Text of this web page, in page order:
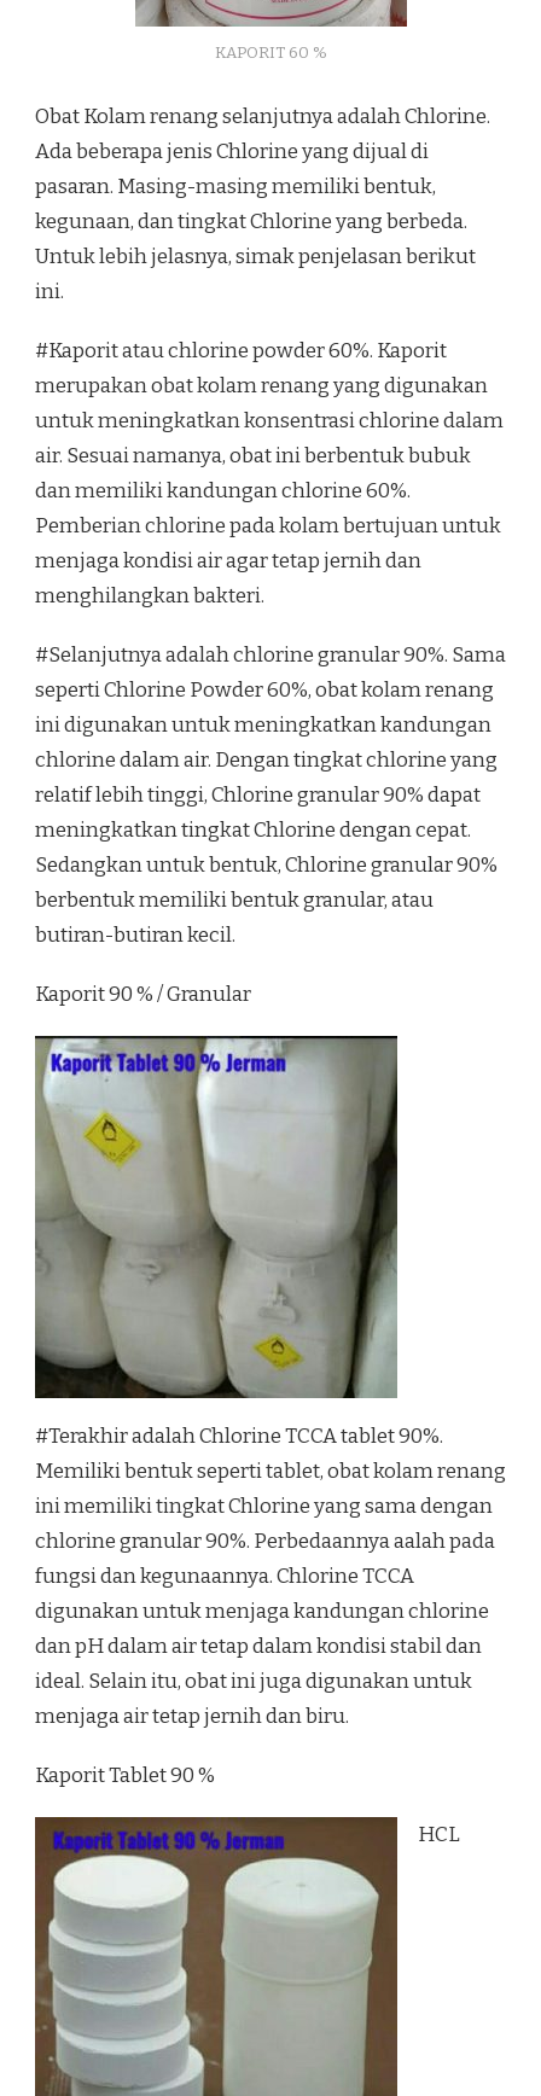
KAPORIT 60 %
Obat Kolam renang selanjutnya adalah Chlorine.
Ada beberapa jenis Chlorine yang dijual di
pasaran. Masing-masing memiliki bentuk,
kegunaan, dan tingkat Chlorine yang berbeda.
Untuk lebih jelasnya, simak penjelasan berikut
ini.
#Kaporit atau chlorine powder 60%. Kaporit
merupakan obat kolam renang yang digunakan
untuk meningkatkan konsentrasi chlorine dalam
air. Sesuai namanya, obat ini berbentuk bubuk
dan memiliki kandungan chlorine 60%.
Pemberian chlorine pada kolam bertujuan untuk
menjaga kondisi air agar tetap jernih dan
menghilangkan bakteri.
#Selanjutnya adalah chlorine granular 90%. Sama
seperti Chlorine Powder 60%, obat kolam renang
ini digunakan untuk meningkatkan kandungan
chlorine dalam air. Dengan tingkat chlorine yang
relatif lebih tinggi, Chlorine granular 90% dapat
meningkatkan tingkat Chlorine dengan cepat.
Sedangkan untuk bentuk, Chlorine granular 90%
berbentuk memiliki bentuk granular, atau
butiran-butiran kecil.
Kaporit 90 % / Granular
#Terakhir adalah Chlorine TCCA tablet 90%.
Memiliki bentuk seperti tablet, obat kolam renang
ini memiliki tingkat Chlorine yang sama dengan
chlorine granular 90%. Perbedaannya aalah pada
fungsi dan kegunaannya. Chlorine TCCA
digunakan untuk menjaga kandungan chlorine
dan pH dalam air tetap dalam kondisi stabil dan
ideal. Selain itu, obat ini juga digunakan untuk
menjaga air tetap jernih dan biru.
Kaporit Tablet 90 %
HCL